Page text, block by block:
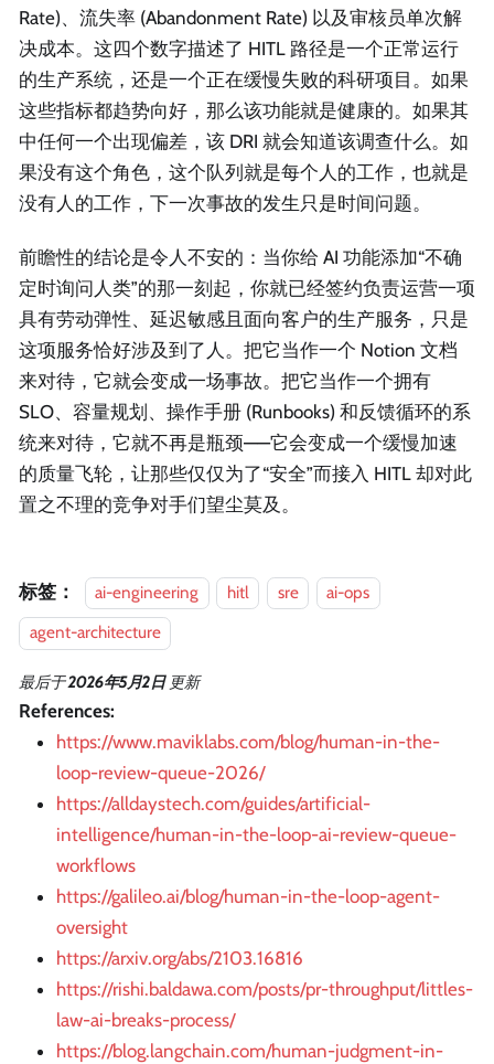
Rate)、流失率 (Abandonment Rate) 以及审核员单次解
决成本。这四个数字描述了 HITL 路径是一个正常运行
的生产系统，还是一个正在缓慢失败的科研项目。如果
这些指标都趋势向好，那么该功能就是健康的。如果其
中任何一个出现偏差，该 DRI 就会知道该调查什么。如
果没有这个角色，这个队列就是每个人的工作，也就是
没有人的工作，下一次事故的发生只是时间问题。
前瞻性的结论是令人不安的：当你给 AI 功能添加“不确
定时询问人类”的那一刻起，你就已经签约负责运营一项
具有劳动弹性、延迟敏感且面向客户的生产服务，只是
这项服务恰好涉及到了人。把它当作一个 Notion 文档
来对待，它就会变成一场事故。把它当作一个拥有
SLO、容量规划、操作手册 (Runbooks) 和反馈循环的系
统来对待，它就不再是瓶颈——它会变成一个缓慢加速
的质量飞轮，让那些仅仅为了“安全”而接入 HITL 却对此
置之不理的竞争对手们望尘莫及。
标签： ai-engineering hitl sre
ai-ops
agent-architecture
最后于2026年5月2日 更新
References:
https://www.maviklabs.com/blog/human-in-the-
loop-review-queue-2026/
https://alldaystech.com/guides/artificial-
intelligence/human-in-the-loop-ai-review-queue-
workflows
https://galileo.ai/blog/human-in-the-loop-agent-
oversight
https://arxiv.org/abs/2103.16816
https://rishi.baldawa.com/posts/pr-throughput/littles-
law-ai-breaks-process/
https://blog.langchain.com/human-judgment-in-